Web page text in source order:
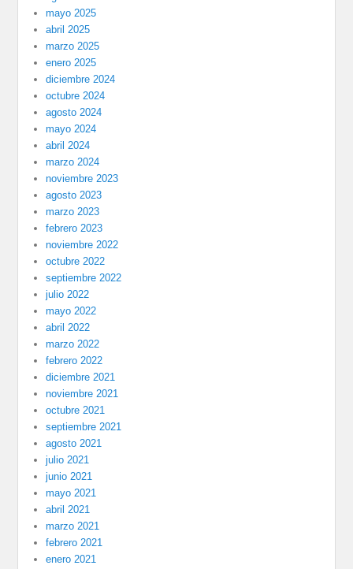
mayo 2025
abril 2025
marzo 2025
enero 2025
diciembre 2024
octubre 2024
agosto 2024
mayo 2024
abril 2024
marzo 2024
noviembre 2023
agosto 2023
marzo 2023
febrero 2023
noviembre 2022
octubre 2022
septiembre 2022
julio 2022
mayo 2022
abril 2022
marzo 2022
febrero 2022
diciembre 2021
noviembre 2021
octubre 2021
septiembre 2021
agosto 2021
julio 2021
junio 2021
mayo 2021
abril 2021
marzo 2021
febrero 2021
enero 2021